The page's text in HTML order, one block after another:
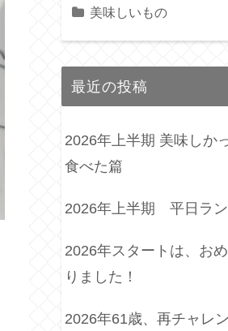
美味しいもの
最近の投稿
2026年上半期 美味しか
食べた篇
2026年上半期 平日ラ
2026年スタートは、お
りました！
2026年61歳、再チャレ